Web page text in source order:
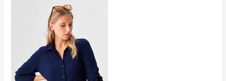
precios:
desde
$0
hasta
$94.900